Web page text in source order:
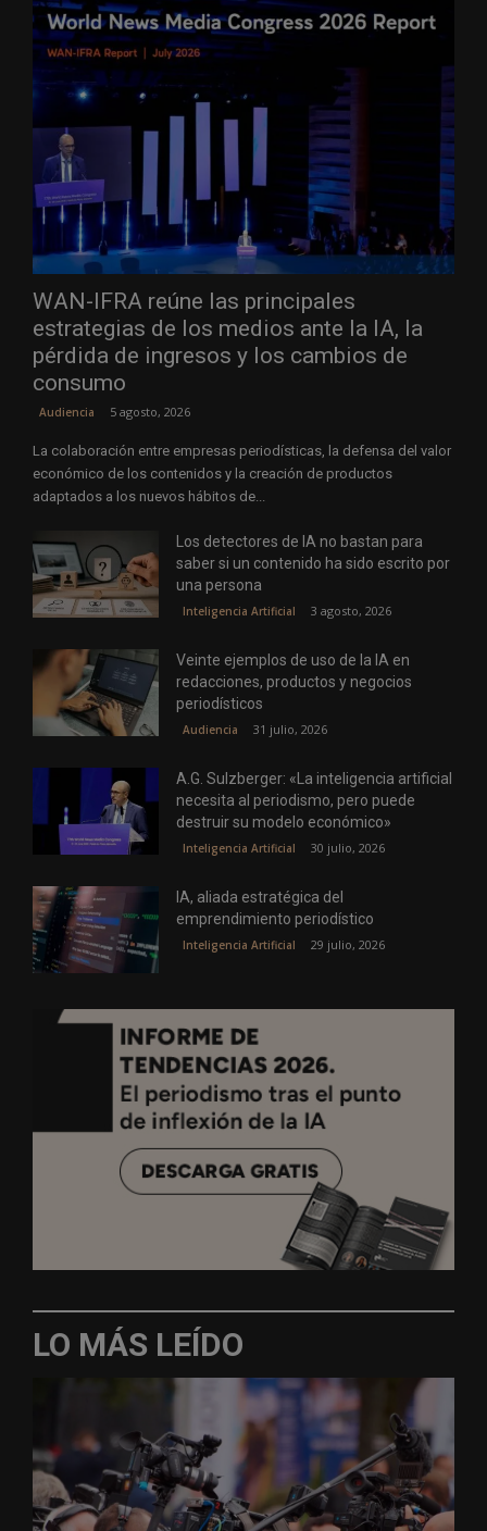
WAN-IFRA reúne las principales
estrategias de los medios ante la IA, la
pérdida de ingresos y los cambios de
consumo
Audiencia 5 agosto, 2026
La colaboración entre empresas periodísticas, la defensa del valor
económico de los contenidos y la creación de productos
adaptados a los nuevos hábitos de...
Los detectores de IA no bastan para
saber si un contenido ha sido escrito por
una persona
Inteligencia Artificial 3 agosto, 2026
Veinte ejemplos de uso de la IA en
redacciones, productos y negocios
periodísticos
Audiencia 31 julio, 2026
A.G. Sulzberger: «La inteligencia artificial
necesita al periodismo, pero puede
destruir su modelo económico»
Inteligencia Artificial 30 julio, 2026
IA, aliada estratégica del
emprendimiento periodístico
Inteligencia Artificial 29 julio, 2026
LO MÁS LEÍDO